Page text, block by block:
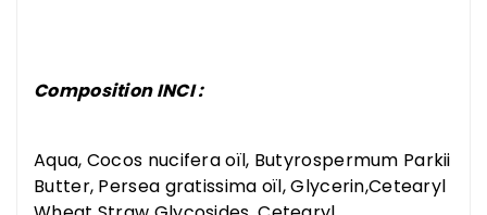
Composition INCI :
Aqua, Cocos nucifera oïl, Butyrospermum Parkii
Butter, Persea gratissima oïl, Glycerin,Cetearyl